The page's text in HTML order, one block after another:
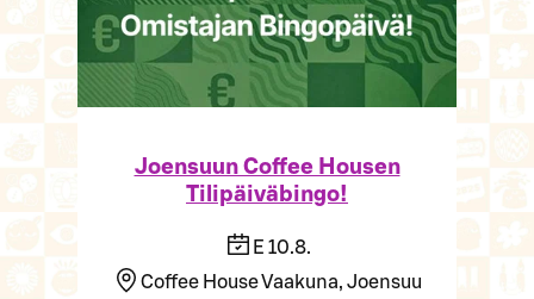
Joensuun Coffee Housen
Tilipäiväbingo!
E 10.8.
Coffee House Vaakuna, Joensuu